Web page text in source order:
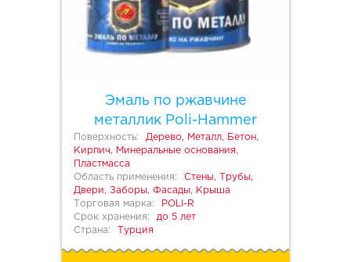
Эмаль по ржавчине
металлик Poli-Hammer
Поверхность:
Дерево, Металл, Бетон,
Кирпич, Минеральные основания,
Пластмасса
Область применения:
Стены, Трубы,
Двери, Заборы, Фасады, Крыша
Торговая марка:
POLI-R
Срок хранения:
до 5 лет
Страна:
Турция